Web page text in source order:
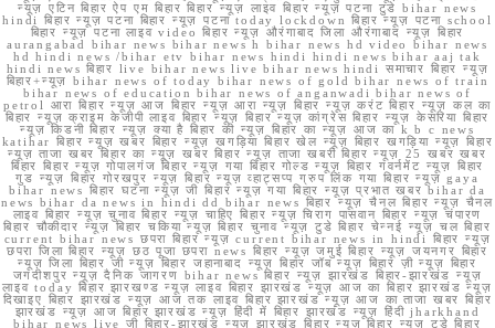
न्यूज़ एटिन बिहार ऐप एम बिहार बिहार न्यूज़ लाइव बिहार न्यूज़ पटना टुडे bihar news
hindi बिहार न्यूज़ पटना बिहार न्यूज़ पटना today lockdown बिहार न्यूज़ पटना school
बिहार न्यूज़ पटना लाइव video बिहार न्यूज़ औरंगाबाद जिला औरंगाबाद न्यूज़ बिहार
aurangabad bihar news bihar news h bihar news hd video bihar news
hd hindi news /bihar etv bihar news hindi hindi news bihar aaj tak
hindi news बिहार live bihar news live bihar news hindi समाचार बिहार न्यूज़
बिहार+न्यूज़ bihar news of today bihar news of gold bihar news of train
bihar news of education bihar news of anganwadi bihar news of
petrol आरा बिहार न्यूज़ आज बिहार न्यूज़ आरा न्यूज़ बिहार न्यूज़ करंट बिहार न्यूज़ कल का
बिहार न्यूज़ क्राइम केजीपी लाइव बिहार न्यूज़ बिहार न्यूज़ कांग्रेस बिहार न्यूज़ केसरिया बिहार
न्यूज़ किडनी बिहार न्यूज़ क्या है बिहार की न्यूज़ बिहार का न्यूज़ आज का k b c news
katihar बिहार न्यूज़ खबर बिहार न्यूज़ खगड़िया बिहार खेल न्यूज़ बिहार खगड़िया न्यूज़ बिहार
न्यूज़ ताजा खबर बिहार का न्यूज़ खबर बिहार न्यूज़ ताजा खबरी बिहार न्यूज़ 25 खबर खबर
बिहार बिहार न्यूज़ गोपालगंज बिहार न्यूज़ गया बिहार गोल्ड न्यूज़ बिहार गवर्नमेंट न्यूज़ बिहार
गुड न्यूज़ बिहार गोरखपुर न्यूज़ बिहार न्यूज़ व्हाट्सप्प ग्रुप लिंक गया बिहार न्यूज़ gaya
bihar news बिहार घटना न्यूज़ जी बिहार न्यूज़ गया बिहार न्यूज़ प्रभात खबर bihar da
news bihar da news in hindi dd bihar news बिहार न्यूज़ चैनल बिहार न्यूज़ चैनल
लाइव बिहार न्यूज़ चुनाव बिहार न्यूज़ चाहिए बिहार न्यूज़ चिराग पासवान बिहार न्यूज़ चंपारण
बिहार चौकीदार न्यूज़ बिहार चकिया न्यूज़ बिहार चुनाव न्यूज़ टुडे बिहार चेन्नई न्यूज़ चल बिहार
current bihar news छपरा बिहार न्यूज़ current bihar news in hindi बिहार न्यूज़
छपरा जिला बिहार न्यूज़ छठ पूजा छपरा news बिहार न्यूज़ जमुई बिहार न्यूज़ जयनगर बिहार
न्यूज़ जिला बिहार जी न्यूज़ बिहार जहानाबाद न्यूज़ बिहार जॉब न्यूज़ बिहार ज़ी न्यूज़ बिहार
जगदीशपुर न्यूज़ दैनिक जागरण bihar news बिहार न्यूज़ झारखंड बिहार-झारखंड न्यूज़
लाइव today बिहार झारखण्ड न्यूज़ लाइव बिहार झारखंड न्यूज़ आज का बिहार झारखंड न्यूज़
दिखाइए बिहार झारखंड न्यूज़ आज तक लाइव बिहार झारखंड न्यूज़ आज का ताजा खबर बिहार
झारखंड न्यूज़ आज बिहार झारखंड न्यूज़ हिंदी में बिहार झारखंड न्यूज़ हिंदी jharkhand
bihar news live जी बिहार-झारखंड न्यूज़ झारखंड बिहार न्यूज़ बिहार न्यूज़ टुडे बिहार